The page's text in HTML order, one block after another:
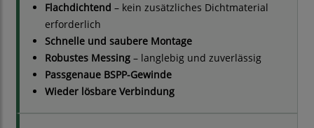
Flachdichtend – kein zusätzliches Dichtmaterial
erforderlich
Schnelle und saubere Montage
Robustes Messing – langlebig und zuverlässig
Passgenaue BSPP-Gewinde
Wieder lösbare Verbindung